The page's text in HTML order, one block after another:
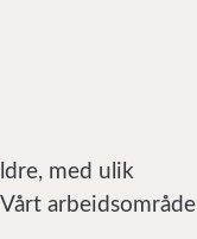
med ulik
arbeidsområde